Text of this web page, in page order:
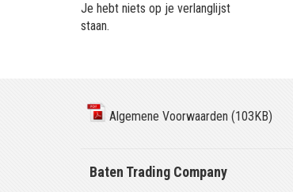
Je hebt niets op je verlanglijst
staan.
Algemene Voorwaarden (103KB)
Baten Trading Company